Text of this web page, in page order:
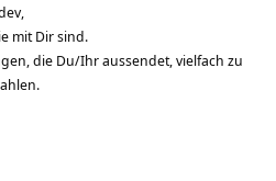
mit Dir sind.
die Du/Ihr aussendet, vielfach zu